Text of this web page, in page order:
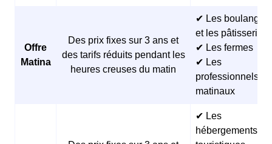
Offre
Matina
Des prix fixes sur 3 ans et
des tarifs réduits pendant les
heures creuses du matin
✔ Les
et les pâtisseries
✔ Les fermes
✔ Les
professionnels
matinaux
✔ Les
hébergements